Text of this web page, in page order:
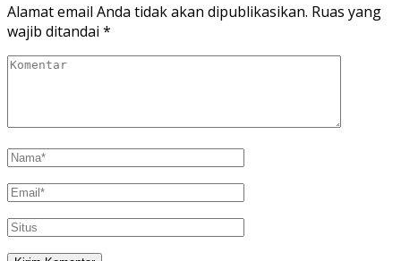
Alamat email Anda tidak akan dipublikasikan. Ruas yang
wajib ditandai *